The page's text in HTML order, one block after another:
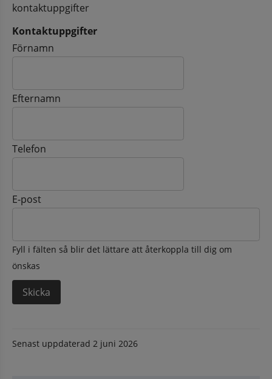
kontaktuppgifter
Kontaktuppgifter
Kontaktuppgifter
Förnamn
Efternamn
Telefon
E-post
Fyll i fälten så blir det lättare att återkoppla till dig om
önskas
Senast uppdaterad 2 juni 2026